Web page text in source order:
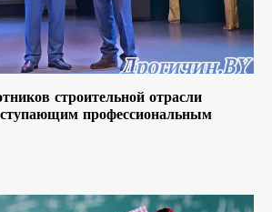
строительной отрасли
профессиональным